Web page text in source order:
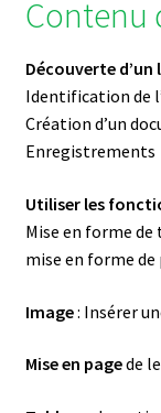
Contenu
Découverte
Identification de
Création d’un
Enregistrements
Utiliser les
Mise en forme
mise en forme
Image: Insérer
Mise en pagede